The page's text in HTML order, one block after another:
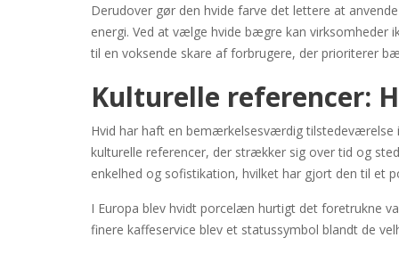
Derudover gør den hvide farve det lettere at
energi. Ved at vælge hvide bægre kan
til en voksende skare af forbrugere, der prioriterer
Kulturelle referencer:
Hvid har haft en bemærkelsesværdig
kulturelle referencer, der strækker sig over tid og
enkelhed og sofistikation, hvilket har gjort den til et
I Europa blev hvidt porcelæn hurtigt det foretrukne
finere kaffeservice blev et statussymbol blandt de